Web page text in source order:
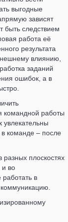
выгодные
зависят
быть следствием
работа её
результата
влиянию,
заданий
ошибок, а в
командной работы
увлекательны
команде – после
плоскостях
и во
в